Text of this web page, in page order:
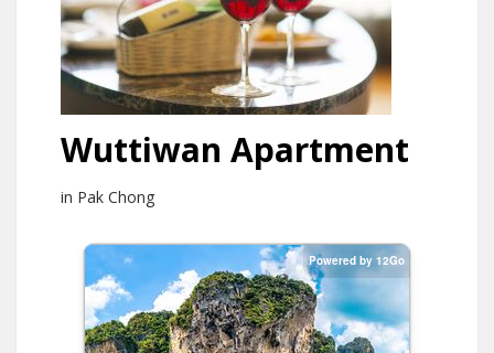
Wuttiwan Apartment
in Pak Chong